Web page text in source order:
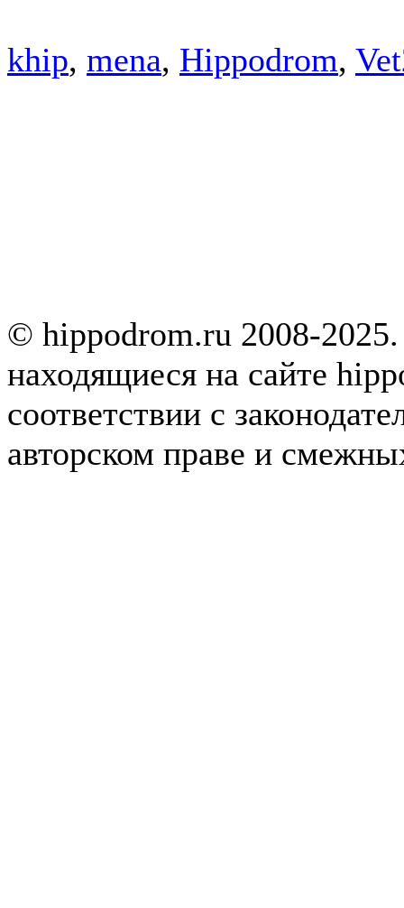
khip, mena, Hippodrom,
© hippodrom.ru 2008-
находящиеся на сайте
соответствии с
авторском праве и